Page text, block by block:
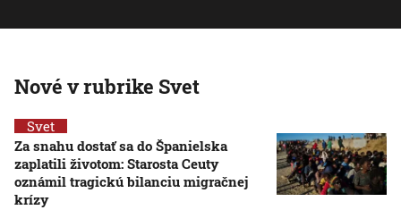
Nové v rubrike Svet
Svet
Za snahu dostať sa do Španielska
zaplatili životom: Starosta Ceuty
oznámil tragickú bilanciu migračnej
krízy